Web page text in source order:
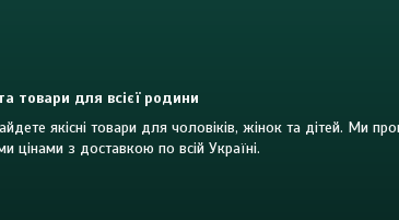
товари для всієї родини
якісні товари для чоловіків, жінок та дітей. Ми
цінами з доставкою по всій Україні.